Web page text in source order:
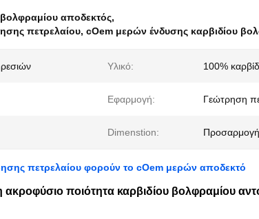
αποδεκτός,
πετρελαίου, cOem μερών ένδυσης καρβιδίου
Υλικό: 100%
Εφαρμογή: Γεώτρηση
Dimenstion:
πετρελαίου φορούν το cOem μερών αποδεκτό
ποιότητα καρβιδίου βολφραμίου